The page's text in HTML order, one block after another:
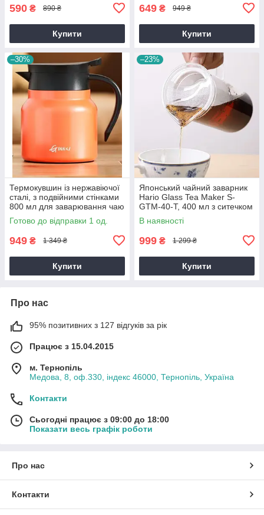
590 ₴ 890 ₴
Купити
649 ₴ 949 ₴
Купити
–30%
Термокувшин із нержавіючої
сталі, з подвійними стінками
800 мл для заварювання чаю
Помаранчевий
Готово до відправки 1 од.
949 ₴ 1 349 ₴
Купити
–23%
Японський чайний заварник
Hario Glass Tea Maker S-
GTM-40-T, 400 мл з ситечком
В наявності
999 ₴ 1 299 ₴
Купити
Про нас
95% позитивних з 127 відгуків за рік
Працює з 15.04.2015
м. Тернопіль
Медова, 8, оф.330, індекс 46000, Тернопіль, Україна
Контакти
Сьогодні працює з 09:00 до 18:00
Показати весь графік роботи
Про нас
Контакти